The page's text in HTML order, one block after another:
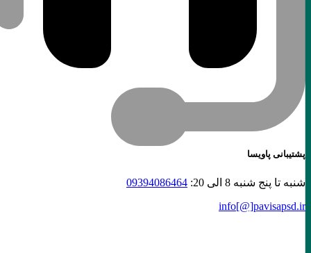
پشتیبانی پاویسا
شنبه تا پنج شنبه 8 الی 20:
09394086464
info[@]pavisapsd.ir